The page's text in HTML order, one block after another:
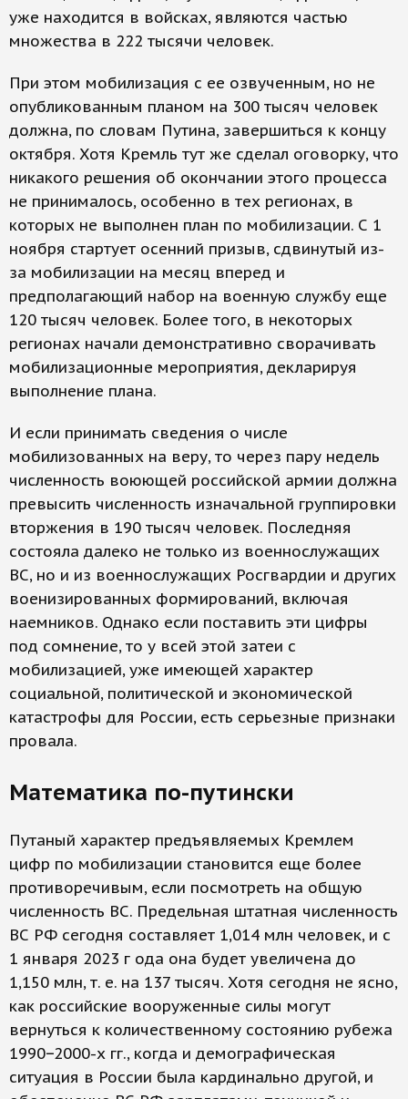
уже находится в войсках, являются частью
множества в 222 тысячи человек.
При этом мобилизация с ее озвученным, но не
опубликованным планом на 300 тысяч человек
должна, по словам Путина, завершиться к концу
октября. Хотя Кремль тут же сделал оговорку, что
никакого решения об окончании этого процесса
не принималось, особенно в тех регионах, в
которых не выполнен план по мобилизации. С 1
ноября стартует осенний призыв, сдвинутый из-
за мобилизации на месяц вперед и
предполагающий набор на военную службу еще
120 тысяч человек. Более того, в некоторых
регионах начали демонстративно сворачивать
мобилизационные мероприятия, декларируя
выполнение плана.
И если принимать сведения о числе
мобилизованных на веру, то через пару недель
численность воюющей российской армии должна
превысить численность изначальной группировки
вторжения в 190 тысяч человек. Последняя
состояла далеко не только из военнослужащих
ВС, но и из военнослужащих Росгвардии и других
военизированных формирований, включая
наемников. Однако если поставить эти цифры
под сомнение, то у всей этой затеи с
мобилизацией, уже имеющей характер
социальной, политической и экономической
катастрофы для России, есть серьезные признаки
провала.
Математика по-путински
Путаный характер предъявляемых Кремлем
цифр по мобилизации становится еще более
противоречивым, если посмотреть на общую
численность ВС. Предельная штатная численность
ВС РФ сегодня составляет 1,014 млн человек, и с
1 января 2023 г ода она будет увеличена до
1,150 млн, т. е. на 137 тысяч. Хотя сегодня не ясно,
как российские вооруженные силы могут
вернуться к количественному состоянию рубежа
1990−2000-х гг., когда и демографическая
ситуация в России была кардинально другой, и